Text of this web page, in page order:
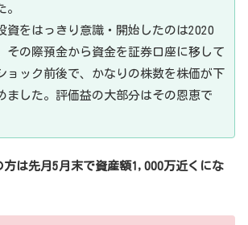
。
資をはっきり意識・開始したのは2020
その際預金から資金を証券口座に移して
ョック前後で、かなりの株数を株価が下
ました。評価益の大部分はその恩恵で
方は先月5月末で資産額1,000万近くにな